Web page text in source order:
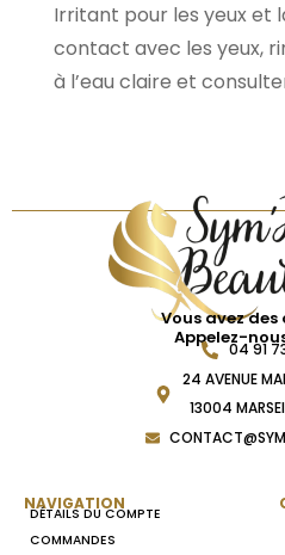
Irritant pour les yeux et
contact avec les yeux,
à l’eau claire et
Vous avez
Appelez-
04 91
24 AVENUE
13004
NAVIGATION
DÉTAILS DU COMPTE
COMMANDES